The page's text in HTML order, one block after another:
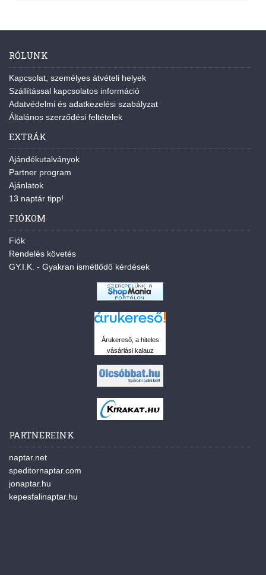
RÓLUNK
Kapcsolat, személyes átvételi helyek
Szállítással kapcsolatos információ
Adatvédelmi és adatkezelési szabályzat
Általános szerződési feltételek
EXTRÁK
Ajándékutalványok
Partner program
Ajánlatok
13 naptár tipp!
FIÓKOM
Fiók
Rendelés követés
GY.I.K. - Gyakran ismétlődő kérdések
Árukereső, a hiteles
vásárlási kalauz
PARTNEREINK
naptar.net
speditornaptar.com
jonaptar.hu
kepesfalinaptar.hu